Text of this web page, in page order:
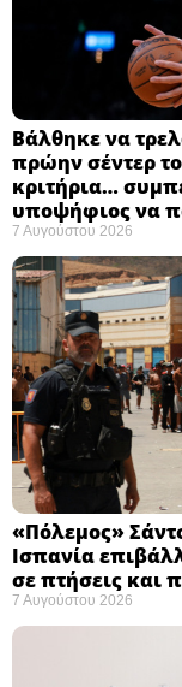
Βάλθηκε να
πρώην σέντερ
κριτήρια…
υποψήφιος να
7 Αυγούστου 2026
«Πόλεμος»
Ισπανία
σε πτήσεις και
7 Αυγούστου 2026